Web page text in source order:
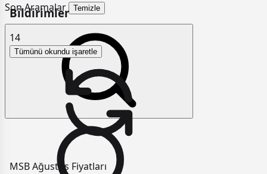
Son Aramalar Temizle
Bildirimler
14
Tümünü okundu işaretle
MSB Ağustos Fiyatları